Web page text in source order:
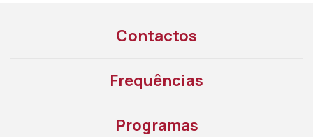
Contactos
Frequências
Programas